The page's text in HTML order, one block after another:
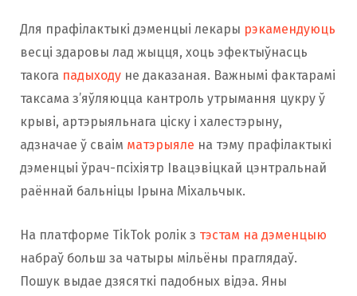
Для прафілактыкі дэменцыі лекары рэкамендуюць
весці здаровы лад жыцця, хоць эфектыўнасць
такога падыходу не даказаная. Важнымі фактарамі
таксама з’яўляюцца кантроль утрымання цукру ў
крыві, артэрыяльнага ціску і халестэрыну,
адзначае ў сваім матэрыяле на тэму прафілактыкі
дэменцыі ўрач-псіхіятр Івацэвіцкай цэнтральнай
раённай бальніцы Ірына Міхальчык.
На платформе TikTok ролік з тэстам на дэменцыю
набраў больш за чатыры мільёны праглядаў.
Пошук выдае дзясяткі падобных відэа. Яны